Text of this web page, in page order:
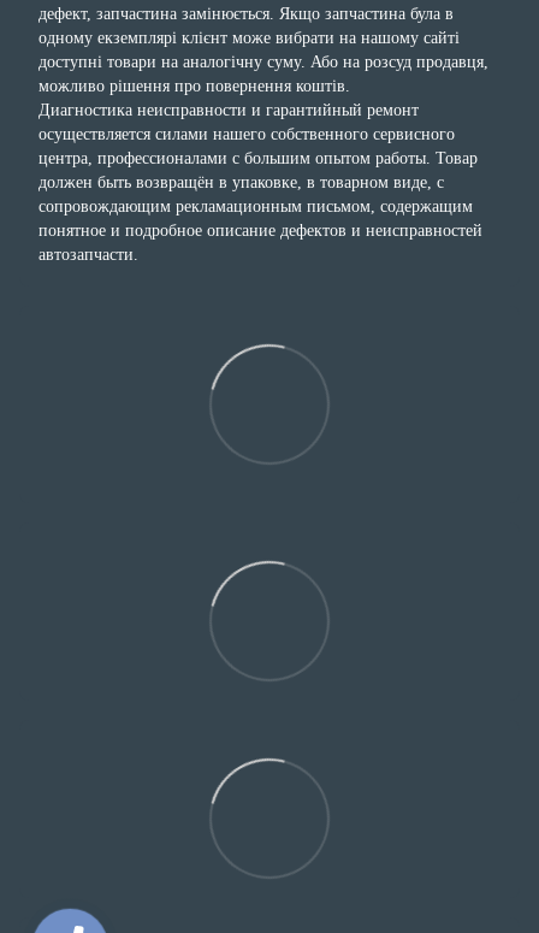
дефект, запчастина замінюється. Якщо запчастина була в
одному екземплярі клієнт може вибрати на нашому сайті
доступні товари на аналогічну суму. Або на розсуд продавця,
можливо рішення про повернення коштів.
Диагностика неисправности и гарантийный ремонт
осуществляется силами нашего собственного сервисного
центра, профессионалами с большим опытом работы. Товар
должен быть возвращён в упаковке, в товарном виде, с
сопровождающим рекламационным письмом, содержащим
понятное и подробное описание дефектов и неисправностей
автозапчасти.